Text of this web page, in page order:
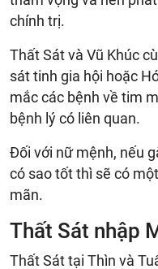
chính trị.
Thất Sát và Vũ Khúc
sát tinh gia hội hoặc
mắc các bệnh về tim
bệnh lý có liên quan.
Đối với nữ mệnh, nếu
có sao tốt thì sẽ có
mãn.
Thất Sát nhập
Thất Sát tại Thìn và